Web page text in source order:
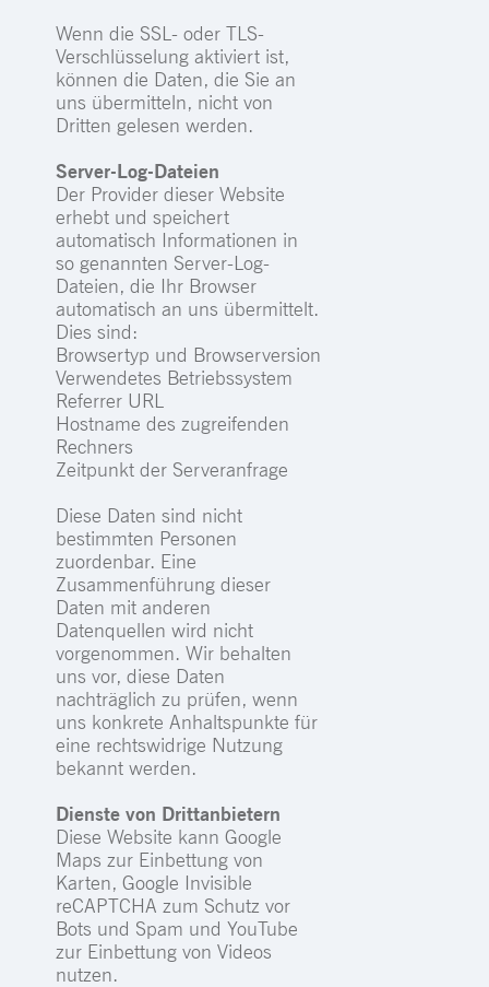
Wenn die SSL- oder TLS-
Verschlüsselung aktiviert ist,
können die Daten, die Sie an
uns übermitteln, nicht von
Dritten gelesen werden.
Server-Log-Dateien
Der Provider dieser Website
erhebt und speichert
automatisch Informationen in
so genannten Server-Log-
Dateien, die Ihr Browser
automatisch an uns übermittelt.
Dies sind:
Browsertyp und Browserversion
Verwendetes Betriebssystem
Referrer URL
Hostname des zugreifenden
Rechners
Zeitpunkt der Serveranfrage
Diese Daten sind nicht
bestimmten Personen
zuordenbar. Eine
Zusammenführung dieser
Daten mit anderen
Datenquellen wird nicht
vorgenommen. Wir behalten
uns vor, diese Daten
nachträglich zu prüfen, wenn
uns konkrete Anhaltspunkte für
eine rechtswidrige Nutzung
bekannt werden.
Dienste von Drittanbietern
Diese Website kann Google
Maps zur Einbettung von
Karten, Google Invisible
reCAPTCHA zum Schutz vor
Bots und Spam und YouTube
zur Einbettung von Videos
nutzen.